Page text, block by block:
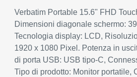
Verbatim Portable 15.6" FHD
Dimensioni diagonale schermo:
Tecnologia display: LCD,
1920 x 1080 Pixel. Potenza in
di porta USB: USB tipo-C,
Tipo di prodotto: Monitor portatile,